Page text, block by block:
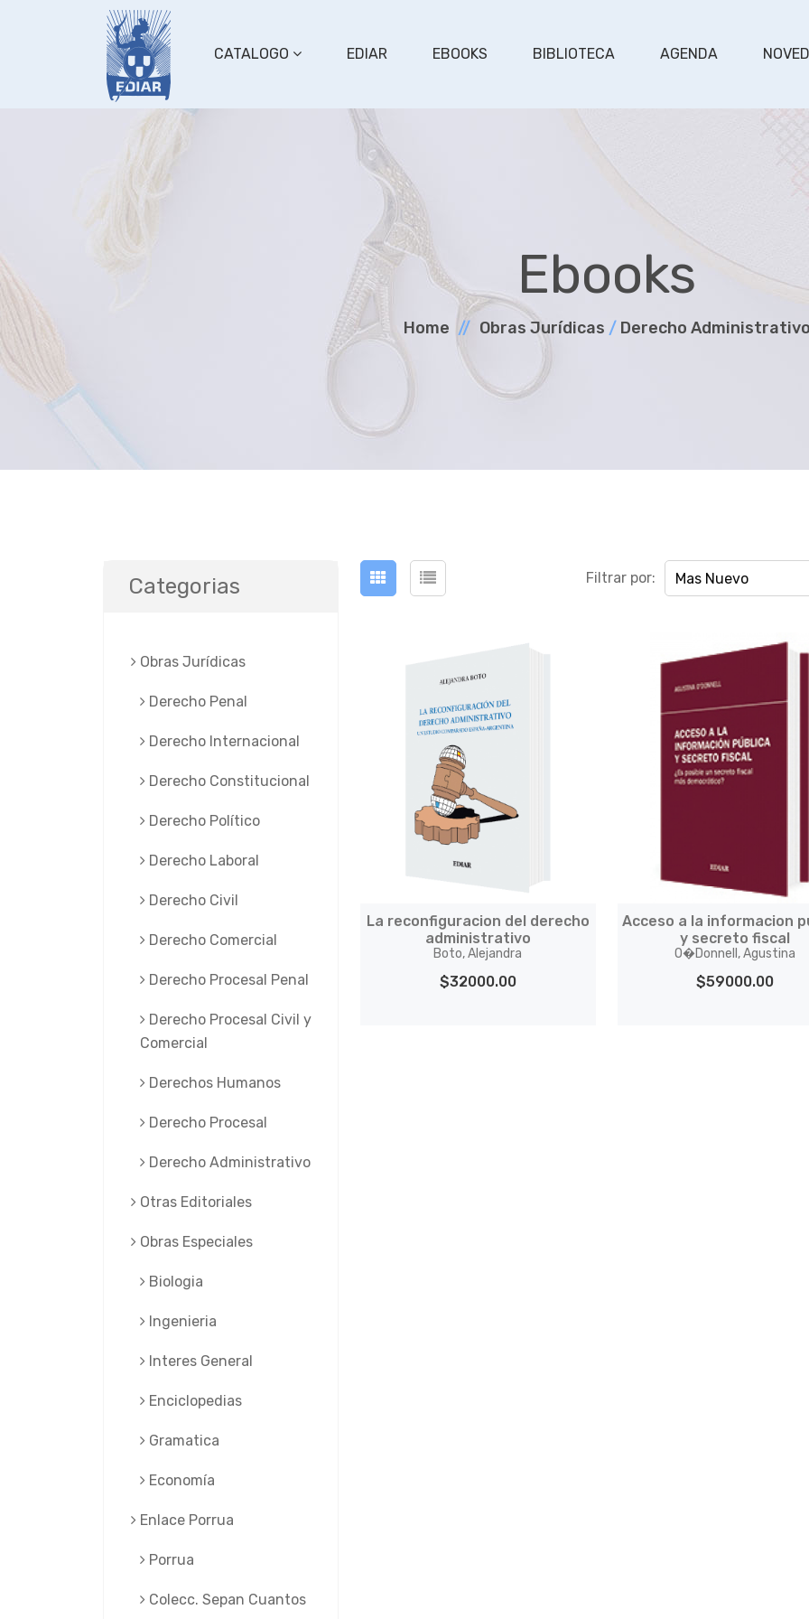
CATALOGO EDIAR EBOOKS BIBLIOTECA AGENDA
Ebooks
Home Obras Jurí­dicas / Derecho Administrativo
Filtrar por: Mas Nuevo
La reconfiguracion del derecho
administrativo
Boto, Alejandra
$32000.00
Acceso a la informacion
y secreto fiscal
O�Donnell, Agustina
$59000.00
Categorias
Obras Jurí­dicas
Derecho Penal
Derecho Internacional
Derecho Constitucional
Derecho Político
Derecho Laboral
Derecho Civil
Derecho Comercial
Derecho Procesal Penal
Derecho Procesal Civil y
Comercial
Derechos Humanos
Derecho Procesal
Derecho Administrativo
Otras Editoriales
Obras Especiales
Biologia
Ingenieria
Interes General
Enciclopedias
Gramatica
Economía
Enlace Porrua
Porrua
Colecc. Sepan Cuantos